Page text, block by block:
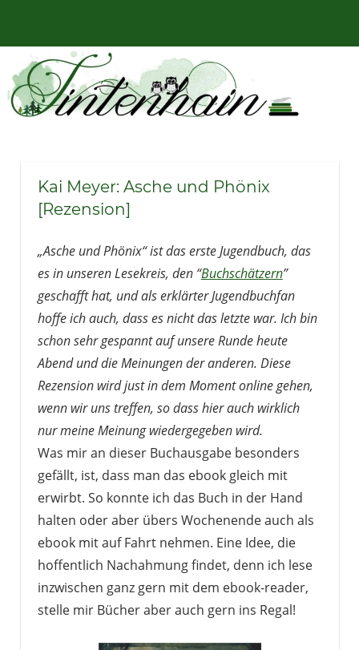
springen
Tintenhain
–
Der
Rezensionen
und
mehr
Kai Meyer: Asche und Phönix
[Rezension]
„Asche und Phönix“ ist das erste Jugendbuch, das
es in unseren Lesekreis, den “Buchschätzern”
geschafft hat, und als erklärter Jugendbuchfan
hoffe ich auch, dass es nicht das letzte war. Ich bin
schon sehr gespannt auf unsere Runde heute
Abend und die Meinungen der anderen. Diese
Rezension wird just in dem Moment online gehen,
wenn wir uns treffen, so dass hier auch wirklich
nur meine Meinung wiedergegeben wird.
Was mir an dieser Buchausgabe besonders
gefällt, ist, dass man das ebook gleich mit
erwirbt. So konnte ich das Buch in der Hand
halten oder aber übers Wochenende auch als
ebook mit auf Fahrt nehmen. Eine Idee, die
hoffentlich Nachahmung findet, denn ich lese
inzwischen ganz gern mit dem ebook-reader,
stelle mir Bücher aber auch gern ins Regal!